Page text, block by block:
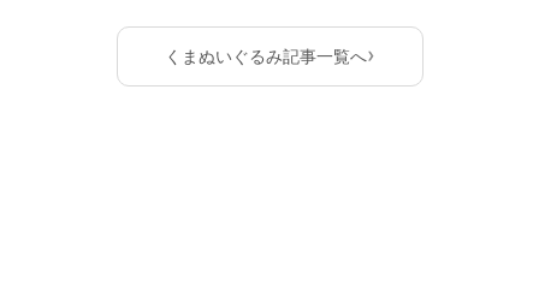
くまぬいぐるみ記事一覧へ›